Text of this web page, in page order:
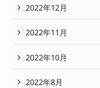
2022年12月
2022年11月
2022年10月
2022年8月